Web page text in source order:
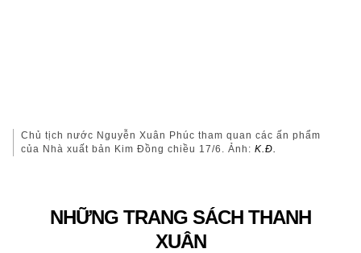
Chủ tịch nước Nguyễn Xuân Phúc tham quan các ấn phẩm
của Nhà xuất bản Kim Đồng chiều 17/6. Ảnh:K.Đ.
NHỮNG TRANG SÁCH THANH
XUÂN